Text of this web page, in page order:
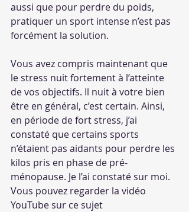
aussi que pour perdre du poids,
pratiquer un sport intense n’est pas
forcément la solution.
Vous avez compris maintenant que
le stress nuit fortement à l’atteinte
de vos objectifs. Il nuit à votre bien
être en général, c’est certain. Ainsi,
en période de fort stress, j’ai
constaté que certains sports
n’étaient pas aidants pour perdre les
kilos pris en phase de pré-
ménopause. Je l’ai constaté sur moi.
Vous pouvez regarder la vidéo
YouTube sur ce sujet